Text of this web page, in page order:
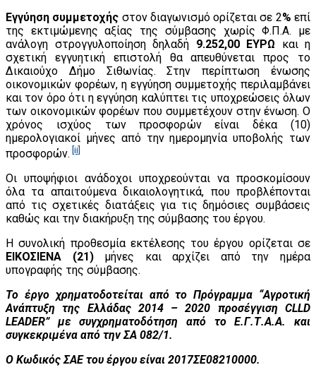
Εγγύηση συμμετοχής στον διαγωνισμό ορίζεται σε 2% επί
της εκτιμώμενης αξίας της σύμβασης χωρίς Φ.Π.Α. με
ανάλογη στρογγυλοποίηση δηλαδή 9.252,00 ΕΥΡΩ και η
σχετική εγγυητική επιστολή θα απευθύνεται προς το
Δικαιούχο Δήμο Σιθωνίας. Στην περίπτωση ένωσης
οικονομικών φορέων, η εγγύηση συμμετοχής περιλαμβάνει
και τον όρο ότι η εγγύηση καλύπτει τις υποχρεώσεις όλων
των οικονομικών φορέων που συμμετέχουν στην ένωση. Ο
χρόνος ισχύος των προσφορών είναι δέκα (10)
ημερολογιακοί μήνες από την ημερομηνία υποβολής των
προσφορών. [ii]
Οι υποψήφιοι ανάδοχοι υποχρεούνται να προσκομίσουν
όλα τα απαιτούμενα δικαιολογητικά, που προβλέπονται
από τις σχετικές διατάξεις για τις δημόσιες συμβάσεις
καθώς και την διακήρυξη της σύμβασης του έργου.
Η συνολική προθεσμία εκτέλεσης του έργου ορίζεται σε
ΕΙΚΟΣΙΕΝΑ (21)μήνες και αρχίζει από την ημέρα
υπογραφής της σύμβασης.
Το έργο χρηματοδοτείται από το Πρόγραμμα “Αγροτική
Ανάπτυξη της Ελλάδας 2014 – 2020 προσέγγιση CLLD
LEADER” με συγχρηματοδότηση από το Ε.Γ.Τ.Α.Α. και
συγκεκριμένα από την ΣΑ 082/1.
Ο Κωδικός ΣΑΕ του έργου είναι 2017ΣΕ08210000.